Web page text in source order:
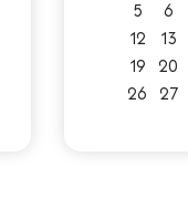
5
6
12
13
19
20
26
27